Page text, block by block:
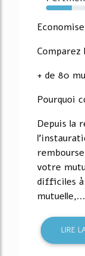
62%
Comparez
+ de 80
Pourquoi
Depuis la
votre
difficiles à
mutuelle,...
LIRE